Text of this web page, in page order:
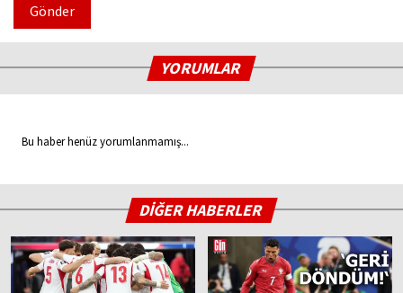
Gönder
YORUMLAR
Bu haber henüz yorumlanmamış...
DİĞER HABERLER